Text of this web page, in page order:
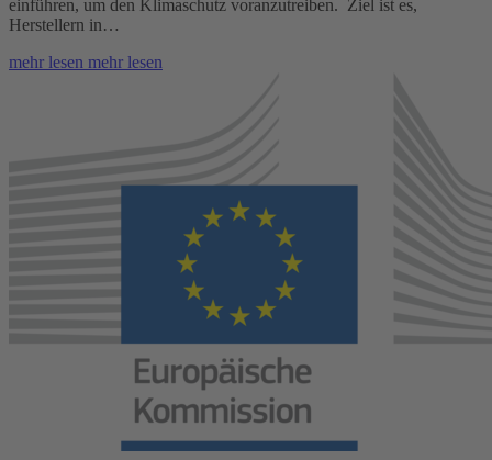
einführen, um den Klimaschutz voranzutreiben. Ziel ist es,
Herstellern in…
mehr lesen mehr lesen